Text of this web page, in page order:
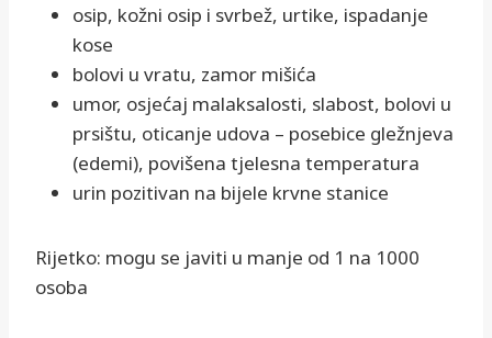
osip, kožni osip i svrbež, urtike, ispadanje
kose
bolovi u vratu, zamor mišića
umor, osjećaj malaksalosti, slabost, bolovi u
prsištu, oticanje udova – posebice gležnjeva
(edemi), povišena tjelesna temperatura
urin pozitivan na bijele krvne stanice
Rijetko: mogu se javiti u manje od 1 na 1000
osoba